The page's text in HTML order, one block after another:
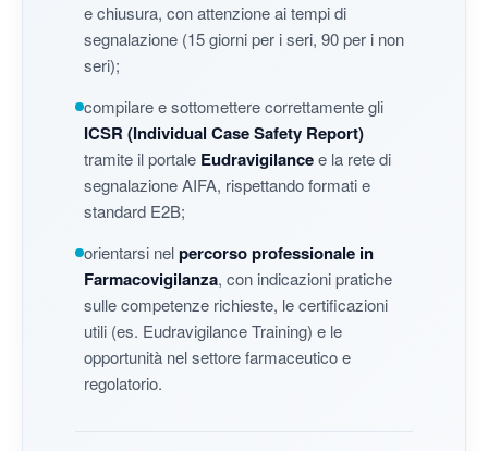
e chiusura, con attenzione ai tempi di
segnalazione (15 giorni per i seri, 90 per i non
seri);
compilare e sottomettere correttamente gli
ICSR (Individual Case Safety Report)
tramite il portale Eudravigilancee la rete di
segnalazione AIFA, rispettando formati e
standard E2B;
orientarsi nelpercorso professionale in
Farmacovigilanza, con indicazioni pratiche
sulle competenze richieste, le certificazioni
utili (es. Eudravigilance Training) e le
opportunità nel settore farmaceutico e
regolatorio.